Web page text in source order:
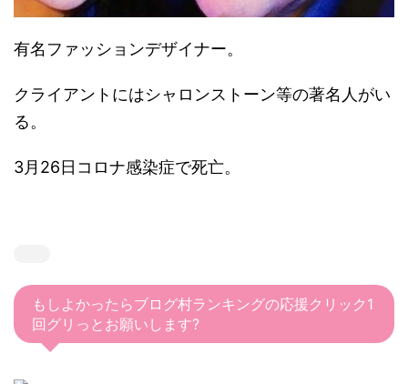
有名ファッションデザイナー。
クライアントにはシャロンストーン等の著名人がい
る。
3月26日コロナ感染症で死亡。
もしよかったらブログ村ランキングの応援クリック1
回グリっとお願いします?